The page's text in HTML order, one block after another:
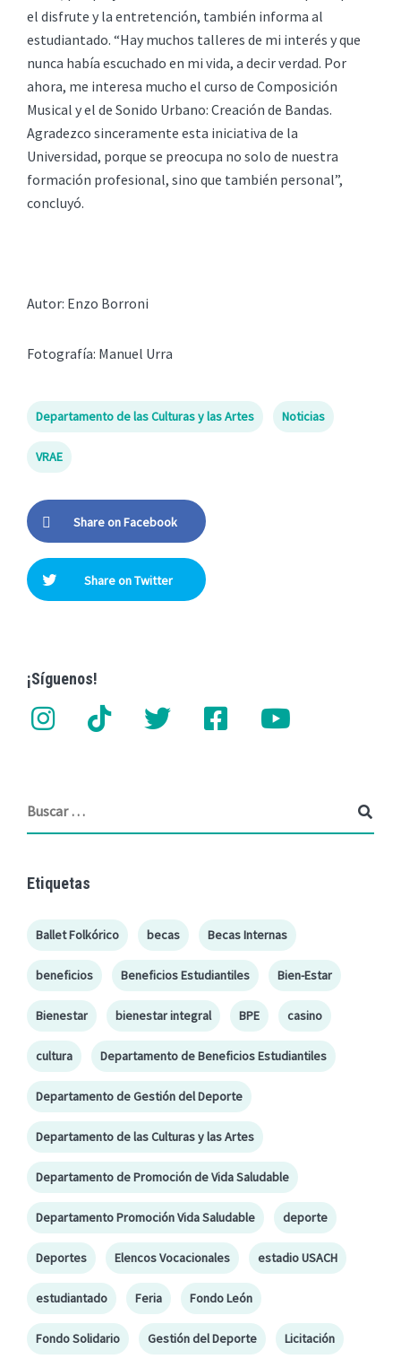
el disfrute y la entretención, también informa al
estudiantado. “Hay muchos talleres de mi interés y que
nunca había escuchado en mi vida, a decir verdad. Por
ahora, me interesa mucho el curso de Composición
Musical y el de Sonido Urbano: Creación de Bandas.
Agradezco sinceramente esta iniciativa de la
Universidad, porque se preocupa no solo de nuestra
formación profesional, sino que también personal”,
concluyó.
Autor: Enzo Borroni
Fotografía: Manuel Urra
Departamento de las Culturas y las Artes Noticias
VRAE
Share on Facebook
Share on Twitter
¡Síguenos!
Etiquetas
Ballet Folkórico becas Becas Internas
beneficios Beneficios Estudiantiles Bien-Estar
Bienestar bienestar integral BPE casino
cultura Departamento de Beneficios Estudiantiles
Departamento de Gestión del Deporte
Departamento de las Culturas y las Artes
Departamento de Promoción de Vida Saludable
Departamento Promoción Vida Saludable deporte
Deportes Elencos Vocacionales estadio USACH
estudiantado Feria Fondo León
Fondo Solidario Gestión del Deporte Licitación